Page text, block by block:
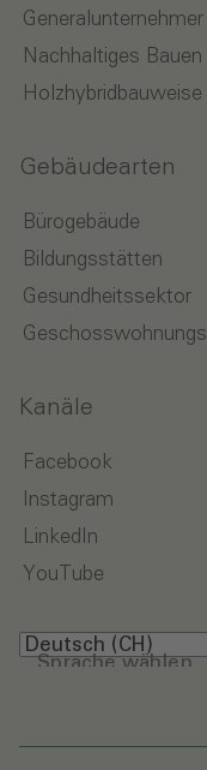
Generalunternehmer
Nachhaltiges Bauen
Holzhybridbauweise
Gebäudearten
Bürogebäude
Bildungsstätten
Gesundheitssektor
Kanäle
Facebook
Instagram
LinkedIn
YouTube
Sprache wählen